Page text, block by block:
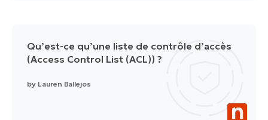
Qu’est-ce qu’une liste de contrôle d’accès
(Access Control List (ACL)) ?
by Lauren Ballejos